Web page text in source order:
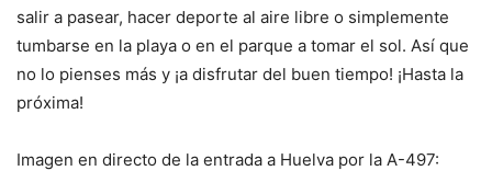
salir a pasear, hacer deporte al aire libre o simplemente
tumbarse en la playa o en el parque a tomar el sol. Así que
no lo pienses más y ¡a disfrutar del buen tiempo! ¡Hasta la
próxima!
Imagen en directo de la entrada a Huelva por la A-497: